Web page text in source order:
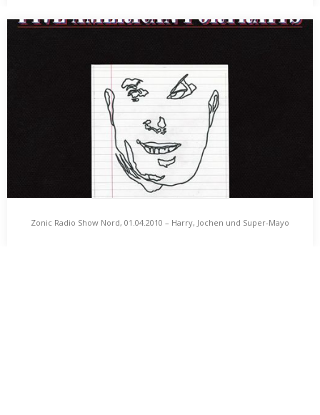
Zonic Radio Show Nord, 05.08.2010 – Liquors And
Im Umzug, im Wegzug, im Verzug: Fertigstudierte, Wolkenbrüche
& die Post im Briefkasten. Es sperrmüllt da…
Zonic Radio Show Nord, 01.04.2010 – Harry, Jochen und Super-Mayo